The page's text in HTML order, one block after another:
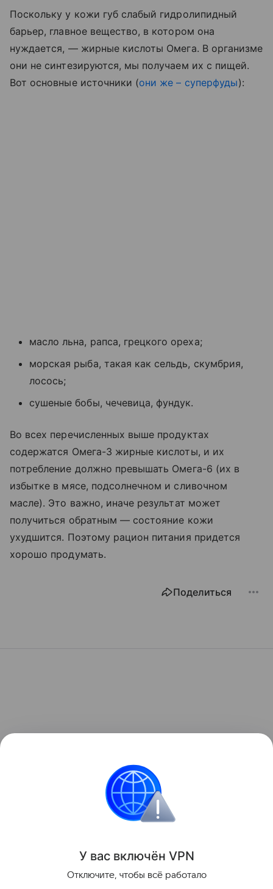
Поскольку у кожи губ слабый гидролипидный
барьер, главное вещество, в котором она
нуждается, — жирные кислоты Омега. В организме
они не синтезируются, мы получаем их с пищей.
Вот основные источники (они же – суперфуды):
масло льна, рапса, грецкого ореха;
морская рыба, такая как сельдь, скумбрия,
лосось;
сушеные бобы, чечевица, фундук.
Во всех перечисленных выше продуктах
содержатся Омега-3 жирные кислоты, и их
потребление должно превышать Омега-6 (их в
избытке в мясе, подсолнечном и сливочном
масле). Это важно, иначе результат может
получиться обратным — состояние кожи
ухудшится. Поэтому рацион питания придется
хорошо продумать.
Поделиться
У вас включён VPN
Отключите, чтобы всё работало